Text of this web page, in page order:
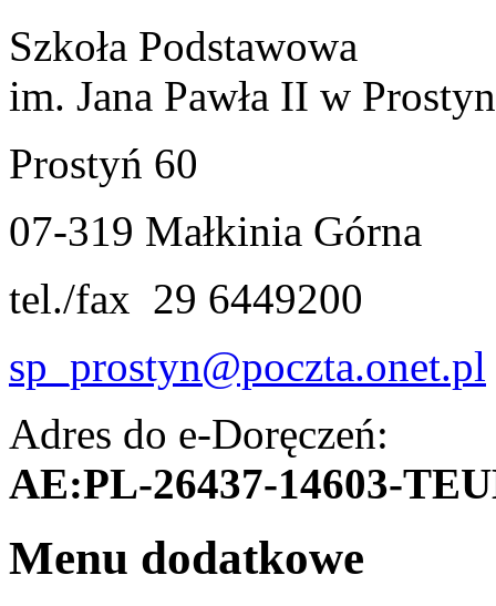
Szkoła Podstawowa
im. Jana Pawła II w
Prostyń 60
07-319 Małkinia Górna
tel./fax 29 6449200
sp_prostyn@poczta.onet.pl
Adres do e-Doręczeń:
AE:PL-26437-14603-
Menu dodatkowe